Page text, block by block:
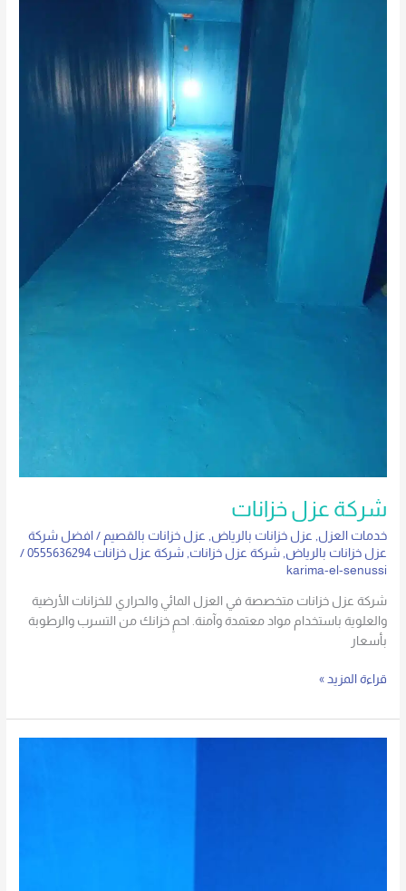
شركة عزل خزانات
خدمات العزل, عزل خزانات بالرياض, عزل خزانات بالقصيم / افضل شركة
عزل خزانات بالرياض,شركة عزل خزانات,شركة عزل خزانات 0555636294
/
karima-el-senussi
شركة عزل خزانات متخصصة في العزل المائي والحراري للخزانات الأرضية
والعلوية باستخدام مواد معتمدة وآمنة. احمِ خزانك من التسرب والرطوبة
بأسعار
قراءة المزيد »